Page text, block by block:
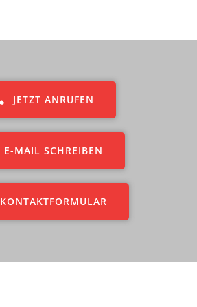
JETZT ANRUFEN
E-MAIL SCHREIBEN
KONTAKTFORMULAR